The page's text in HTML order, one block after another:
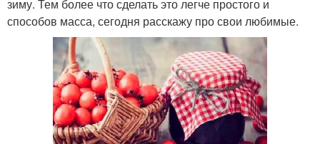
зиму. Тем более что сделать это легче простого и
способов масса, сегодня расскажу про свои любимые.